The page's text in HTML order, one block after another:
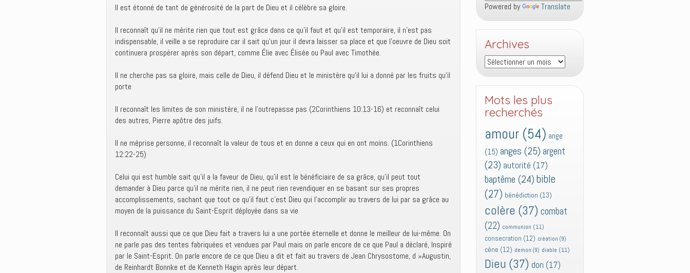
Il est étonné de tant de générosité de la part de Dieu et il célèbre sa gloire.
Il reconnaît qu’il ne mérite rien que tout est grâce dans ce qu’il faut et qu’il est temporaire, il n’est pas
indispensable, il veille a se reproduire car il sait qu’un jour il devra laisser sa place et que l’oeuvre de Dieu soit
continuera prospérer après son départ, comme Élie avec Élisée ou Paul avec Timothée.
Il ne cherche pas sa gloire, mais celle de Dieu, il défend Dieu et le ministère qu’il lui a donné par les fruits qu’il
porte
Il reconnaît les limites de son ministère, il ne l’outrepasse pas (2Corinthiens 10:13-16) et reconnaît celui
des autres, Pierre apôtre des juifs.
Il ne méprise personne, il reconnaît la valeur de tous et en donne a ceux qui en ont moins. (1Corinthiens
12:22-25)
Celui qui est humble sait qu’il a la faveur de Dieu, qu’il est le bénéficiaire de sa grâce, qu’il peut tout
demander à Dieu parce qu’il ne mérite rien, il ne peut rien revendiquer en se basant sur ses propres
accomplissements, sachant que tout ce qu’il faut c’est Dieu qui l’accomplir au travers de lui par sa grâce au
moyen de la puissance du Saint-Esprit déployée dans sa vie
Il reconnaît aussi que ce que Dieu fait a travers lui a une portée éternelle et donne le meilleur de lui-même. On
ne parle pas des tentes fabriquées et vendues par Paul mais on parle encore de ce que Paul a déclaré, Inspiré
par le Saint-Esprit. On parle encore de ce que Dieu a dit et fait au travers de Jean Chrysostome, d »Augustin,
de Reinhardt Bonnke et de Kenneth Hagin après leur départ.
Powered by Translate
Archives
Archives
Mots les plus
recherchés
amour (54) ange
(15) anges (25) argent
(23) autorité (17)
baptême (24) bible
(27) bénédiction (13)
colère (37) combat
(22) communion (11)
consecration (12) création (9)
cène (12) demon (9) diable (11)
Dieu (37) don (17)